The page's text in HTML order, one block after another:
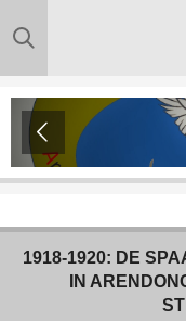
Ga
direct
naar
de
hoofdinhoud
1918-1920: DE
IN